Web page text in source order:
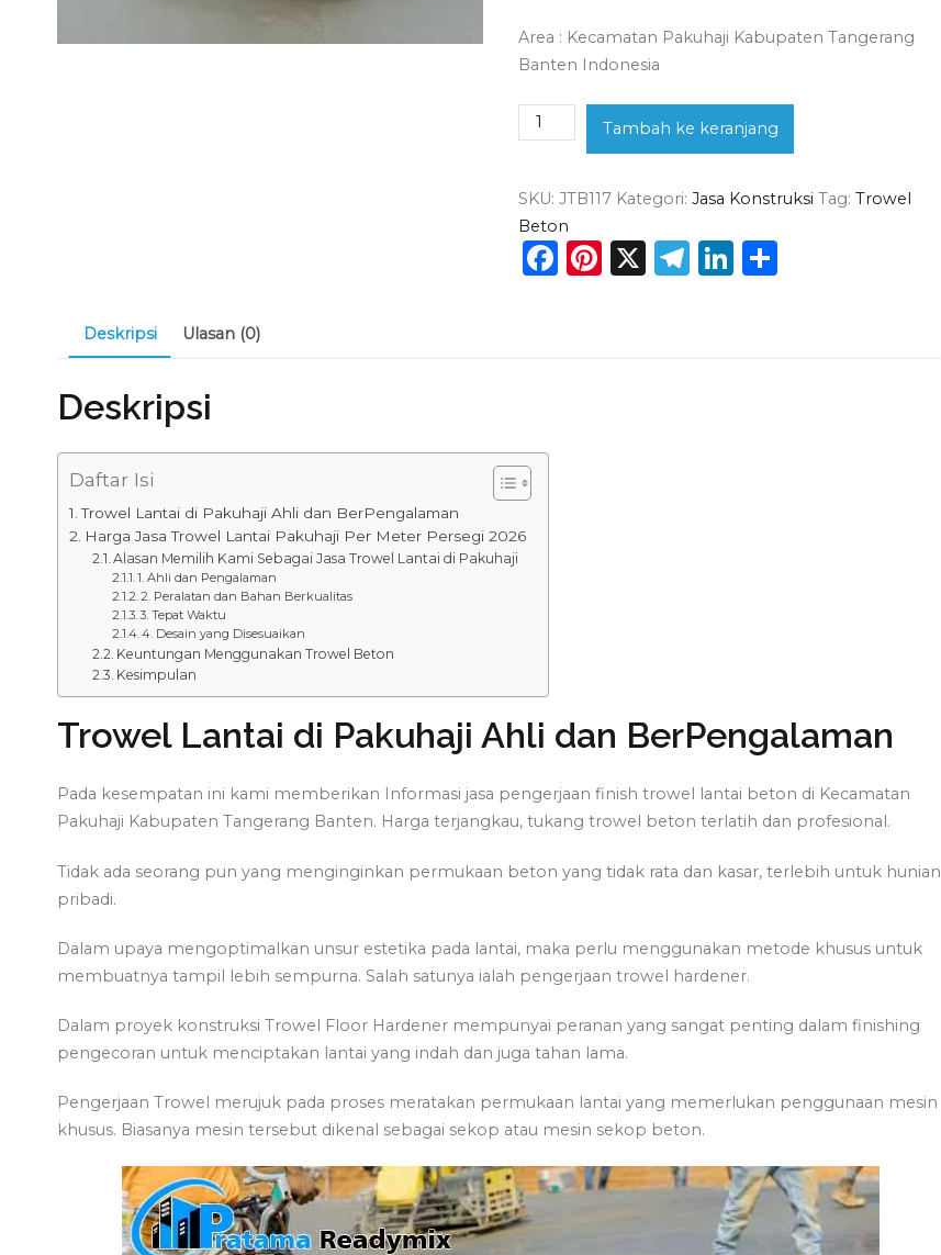
Area : Kecamatan Pakuhaji Kabupaten Tangerang
Banten Indonesia
Kuantitas
Jasa
Beton
Pakuhaji
Tambah ke keranjang
SKU:JTB117 Kategori:Jasa Konstruksi Tag:Trowel
Beton
Facebook
Pinterest
X Telegram
LinkedIn
Deskripsi Ulasan (0)
Deskripsi
Daftar Isi
Trowel Lantai di Pakuhaji Ahli dan BerPengalaman
Harga Jasa Trowel Lantai Pakuhaji Per Meter Persegi 2026
Alasan Memilih Kami Sebagai Jasa Trowel Lantai di Pakuhaji
1. Ahli dan Pengalaman
2. Peralatan dan Bahan Berkualitas
3. Tepat Waktu
4. Desain yang Disesuaikan
Keuntungan Menggunakan Trowel Beton
Kesimpulan
Trowel Lantai di Pakuhaji Ahli dan BerPengalaman
Pada kesempatan ini kami memberikan Informasi jasa pengerjaan finish trowel lantai beton di Kecamatan
Pakuhaji Kabupaten Tangerang Banten. Harga terjangkau, tukang trowel beton terlatih dan profesional.
Tidak ada seorang pun yang menginginkan permukaan beton yang tidak rata dan kasar, terlebih untuk hunian
pribadi.
Dalam upaya mengoptimalkan unsur estetika pada lantai, maka perlu menggunakan metode khusus untuk
membuatnya tampil lebih sempurna. Salah satunya ialah pengerjaan trowel hardener.
Dalam proyek konstruksi Trowel Floor Hardener mempunyai peranan yang sangat penting dalam finishing
pengecoran untuk menciptakan lantai yang indah dan juga tahan lama.
Pengerjaan Trowel merujuk pada proses meratakan permukaan lantai yang memerlukan penggunaan mesin
khusus. Biasanya mesin tersebut dikenal sebagai sekop atau mesin sekop beton.